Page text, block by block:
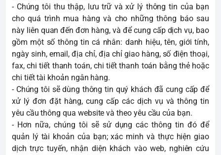
- Chúng tôi thu thập, lưu trữ và xử lý thông tin của bạn
cho quá trình mua hàng và cho những thông báo sau
này liên quan đến đơn hàng, và để cung cấp dịch vụ, bao
gồm một số thông tin cá nhân: danh hiệu, tên, giới tính,
ngày sinh, email, địa chỉ, địa chỉ giao hàng, số điện thoại,
fax, chi tiết thanh toán, chi tiết thanh toán bằng thẻ hoặc
chi tiết tài khoản ngân hàng.
- Chúng tôi sẽ dùng thông tin quý khách đã cung cấp để
xử lý đơn đặt hàng, cung cấp các dịch vụ và thông tin
yêu cầu thông qua website và theo yêu cầu của bạn.
- Hơn nữa, chúng tôi sẽ sử dụng các thông tin đó để
quản lý tài khoản của bạn; xác minh và thực hiện giao
dịch trực tuyến, nhận diện khách vào web, nghiên cứu